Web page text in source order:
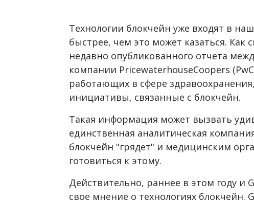
Технологии блокчейн уже входят в
быстрее, чем это может казаться. Как
недавно опубликованного отчета
компании PricewaterhouseCoopers
работающих в сфере
инициативы, связанные с блокчейн.
Такая информация может вызвать
единственная аналитическая
блокчейн "грядет" и медицинским
готовиться к этому.
Действительно, раннее в этом году и
свое мнение о технологиях блокчейн.